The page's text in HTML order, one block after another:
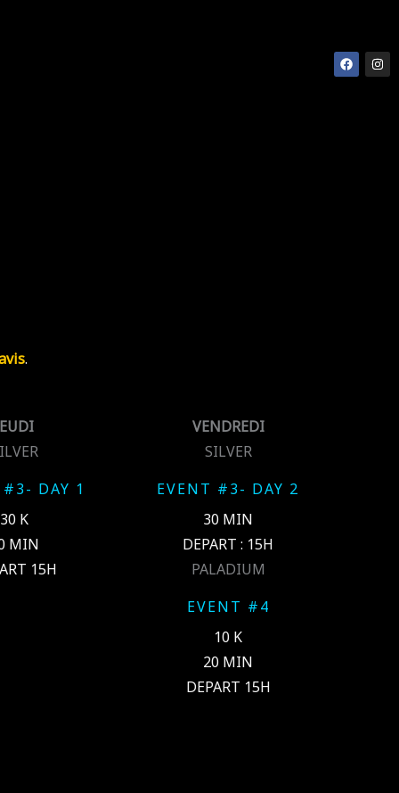
.
DAY 1
30 K
MIN
15H
VENDREDI
SILVER
EVENT #3- DAY 2
30 MIN
DEPART : 15H
PALADIUM
EVENT #4
10 K
20 MIN
DEPART 15H